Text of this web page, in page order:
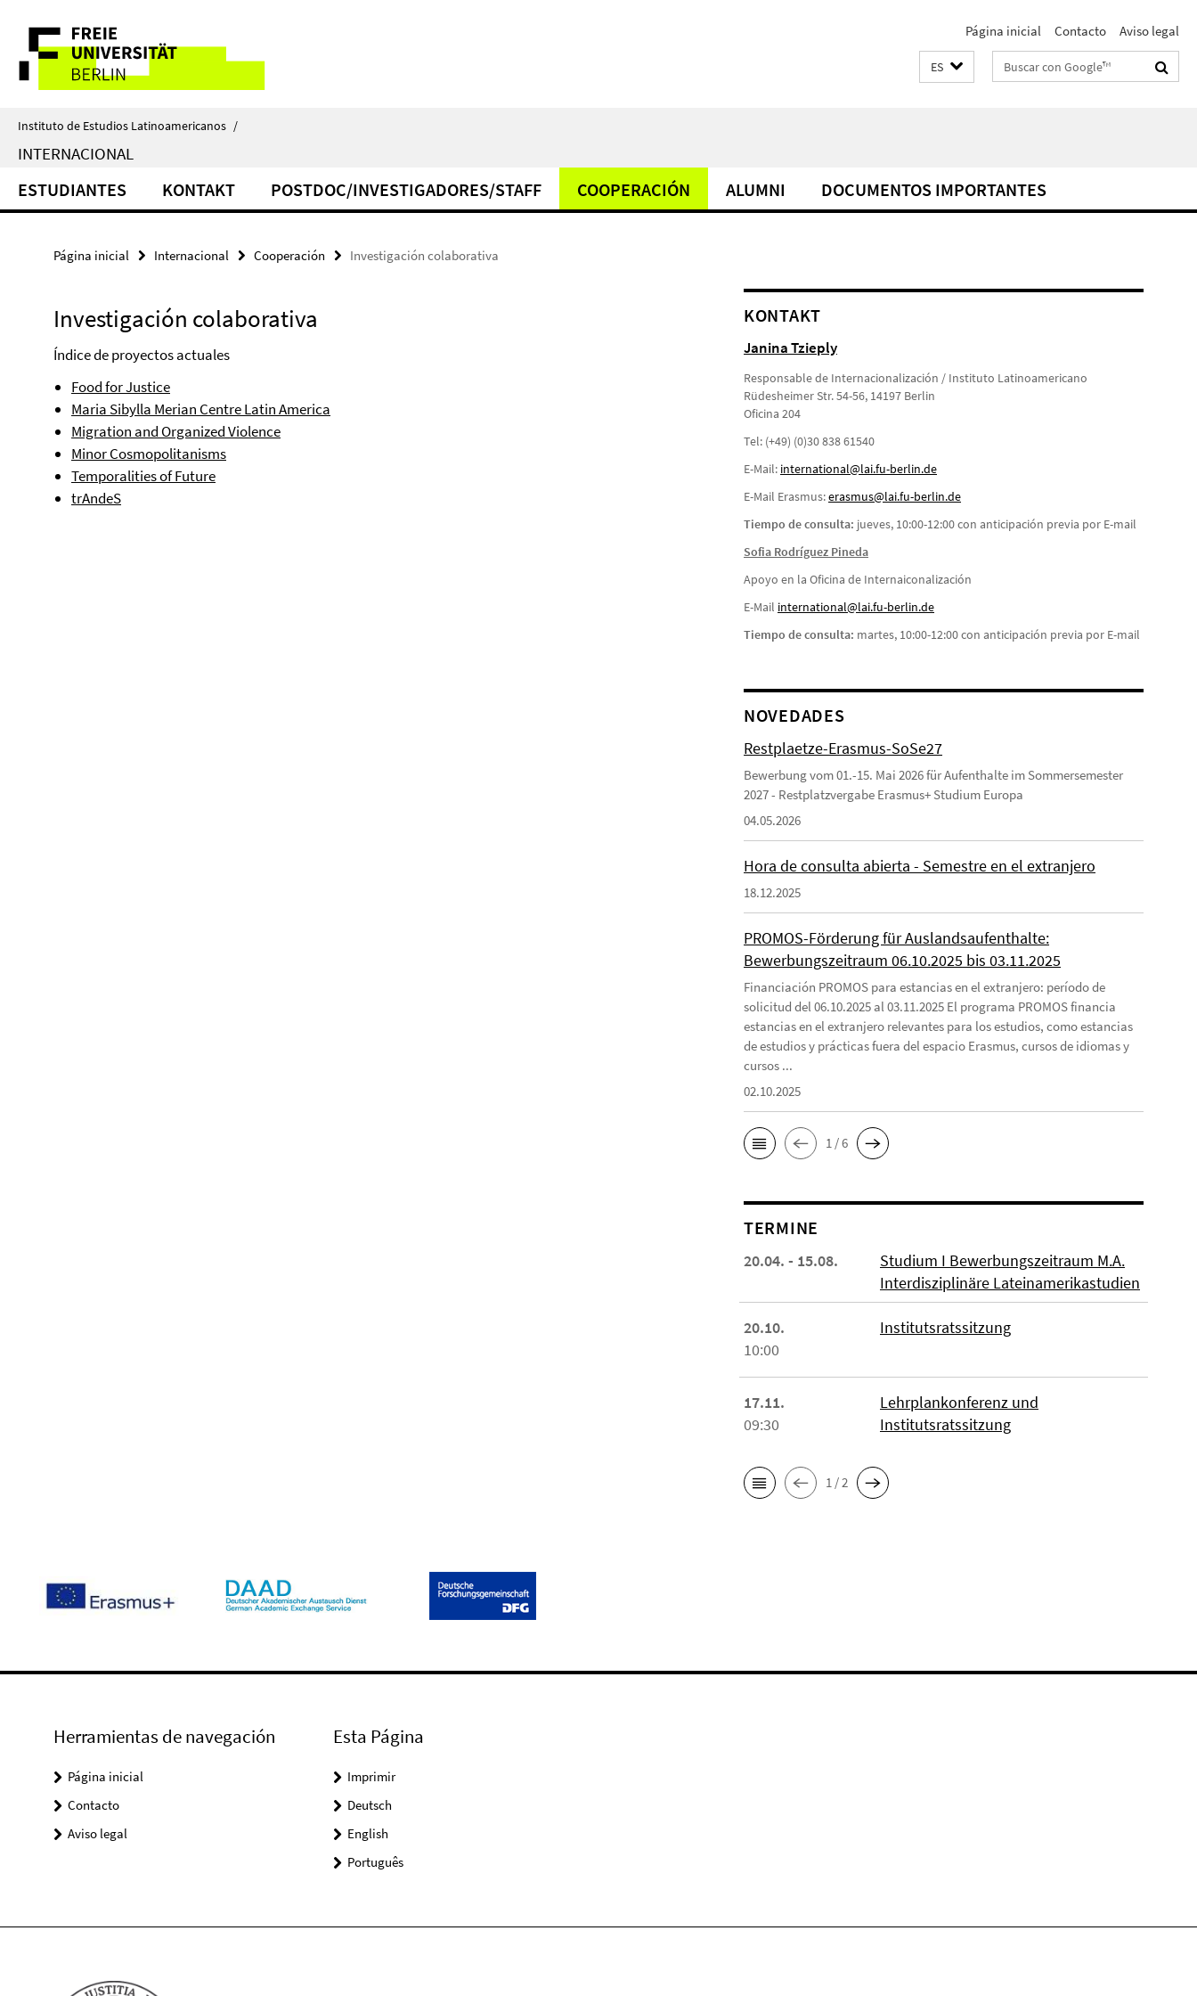
direkt
Inhalt
Herramientas
de
navegación
Página inicial Contacto Aviso legal
ES Suchbegriffe
Instituto de Estudios Latinoamericanos /
INTERNACIONAL
ESTUDIANTES KONTAKT POSTDOC/INVESTIGADORES/STAFF COOPERACIÓN ALUMNI DOCUMENTOS IMPORTANTES
Página inicial Internacional Cooperación Investigación colaborativa
Investigación colaborativa
Índice de proyectos actuales
Food for Justice
Maria Sibylla Merian Centre Latin America
Migration and Organized Violence
Minor Cosmopolitanisms
Temporalities of Future
trAndeS
KONTAKT
Janina Tzieply
Responsable de Internacionalización / Instituto Latinoamericano
Rüdesheimer Str. 54-56, 14197 Berlin
Oficina 204
Tel: (+49) (0)30 838 61540
E-Mail: international@lai.fu-berlin.de
E-Mail Erasmus:erasmus@lai.fu-berlin.de
Tiempo de consulta: jueves, 10:00-12:00 con anticipación previa por E-mail
Sofia Rodríguez Pineda
Apoyo en la Oficina de Internaiconalización
E-Mail international@lai.fu-berlin.de
Tiempo de consulta: martes, 10:00-12:00 con anticipación previa por E-mail
NOVEDADES
Restplaetze-Erasmus-SoSe27
Bewerbung vom 01.-15. Mai 2026 für Aufenthalte im Sommersemester
2027 - Restplatzvergabe Erasmus+ Studium Europa
04.05.2026
Hora de consulta abierta - Semestre en el extranjero
18.12.2025
PROMOS-Förderung für Auslandsaufenthalte:
Bewerbungszeitraum 06.10.2025 bis 03.11.2025
Financiación PROMOS para estancias en el extranjero: período de
solicitud del 06.10.2025 al 03.11.2025 El programa PROMOS financia
estancias en el extranjero relevantes para los estudios, como estancias
de estudios y prácticas fuera del espacio Erasmus, cursos de idiomas y
cursos ...
02.10.2025
1 / 6
TERMINE
20.04. - 15.08.
Studium I Bewerbungszeitraum M.A.
Interdisziplinäre Lateinamerikastudien
20.10.
10:00
Institutsratssitzung
17.11.
09:30
Lehrplankonferenz und
Institutsratssitzung
1 / 2
Herramientas de navegación
Página inicial
Contacto
Aviso legal
Esta Página
Imprimir
Deutsch
English
Português